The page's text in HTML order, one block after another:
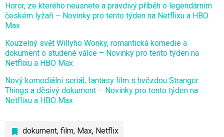
dokument, film, Max, Netflix
Horor, ze kterého neusnete a pravdivý příběh o legendárním
českém lyžaři – Novinky pro tento týden na Netflixu a HBO
Max
Kouzelný svět Willyho Wonky, romantická komedie a
dokument o studené válce – Novinky pro tento týden na
Netflixu a HBO Max
Nový komediální seriál, fantasy film s hvězdou Stranger
Things a děsivý dokument – Novinky pro tento týden na
Netflixu a HBO Max